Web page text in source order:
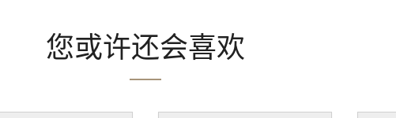
您或许还会喜欢